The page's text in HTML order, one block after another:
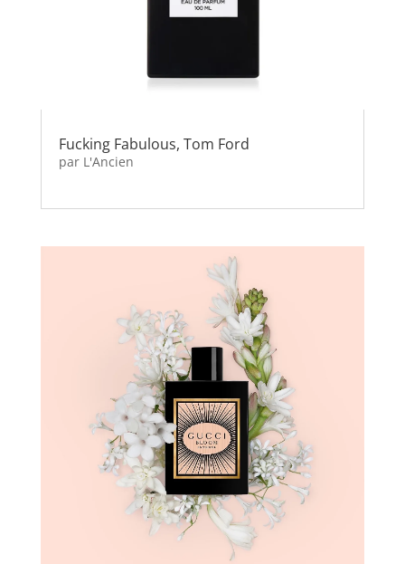
Fucking Fabulous, Tom Ford
par L'Ancien